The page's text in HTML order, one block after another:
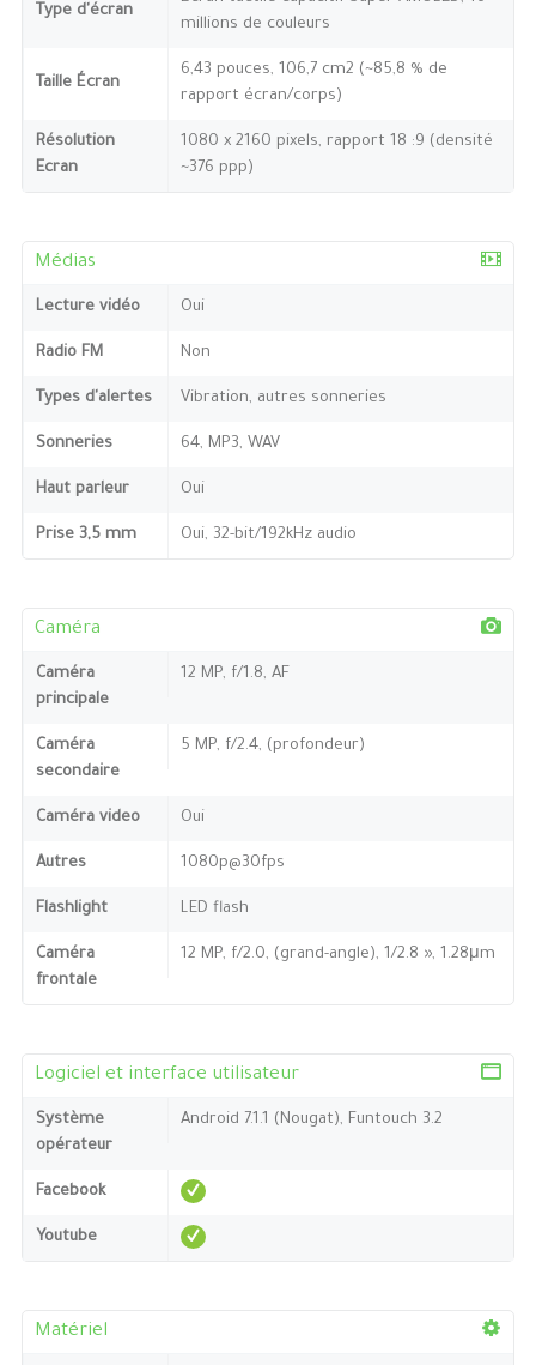
Type d'écran
millions de couleurs
Taille Écran
6,43 pouces, 106,7 cm2 (~85,8 % de
rapport écran/corps)
Résolution
Ecran
1080 x 2160 pixels, rapport 18 :9 (densité
~376 ppp)
Médias
Lecture vidéo Oui
Radio FM Non
Types d'alertes Vibration, autres sonneries
Sonneries 64, MP3, WAV
Haut parleur Oui
Prise 3,5 mm Oui, 32-bit/192kHz audio
Caméra
Caméra
principale
12 MP, f/1.8, AF
Caméra
secondaire
5 MP, f/2.4, (profondeur)
Caméra video Oui
Autres 1080p@30fps
Flashlight LED flash
Caméra
frontale
12 MP, f/2.0, (grand-angle), 1/2.8 », 1.28μm
Logiciel et interface utilisateur
Système
opérateur
Android 7.1.1 (Nougat), Funtouch 3.2
Facebook
Youtube
Matériel